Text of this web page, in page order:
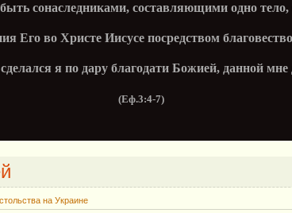
сонаследниками, составляющими одно тело,
Его во Христе Иисусе посредством
я по дару благодати Божией, данной
(Еф.3:4-7)
на Украине